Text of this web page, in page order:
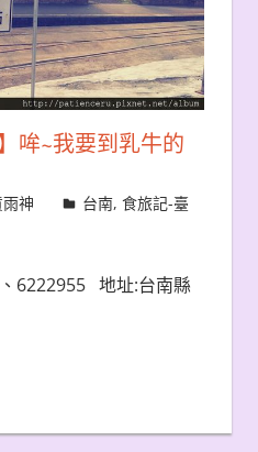
哞~我要到乳牛的
神 台南,食旅記-臺
6222955 地址:台南縣